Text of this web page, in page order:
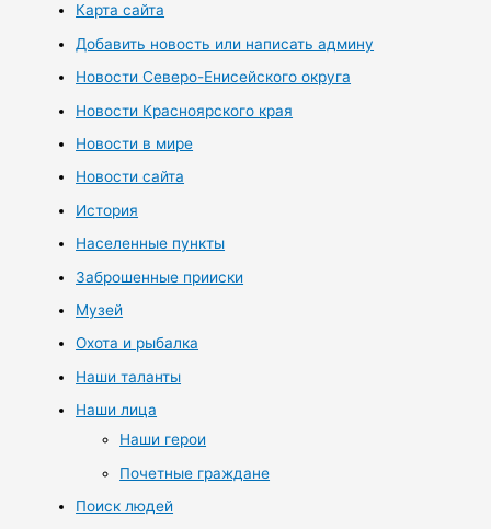
Карта сайта
Добавить новость или написать админу
Новости Северо-Енисейского округа
Новости Красноярского края
Новости в мире
Новости сайта
История
Населенные пункты
Заброшенные прииски
Музей
Охота и рыбалка
Наши таланты
Наши лица
Наши герои
Почетные граждане
Поиск людей